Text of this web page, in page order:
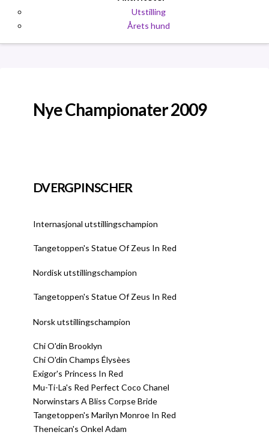
Utstilling
Årets hund
Nye Championater 2009
DVERGPINSCHER
Internasjonal utstillingschampion
Tangetoppen's Statue Of Zeus In Red
Nordisk utstillingschampion
Tangetoppen's Statue Of Zeus In Red
Norsk utstillingschampion
Chi O'din Brooklyn
Chi O'din Champs Élysèes
Exigor's Princess In Red
Mu-Ti-La's Red Perfect Coco Chanel
Norwinstars A Bliss Corpse Bride
Tangetoppen's Marilyn Monroe In Red
Theneican's Onkel Adam